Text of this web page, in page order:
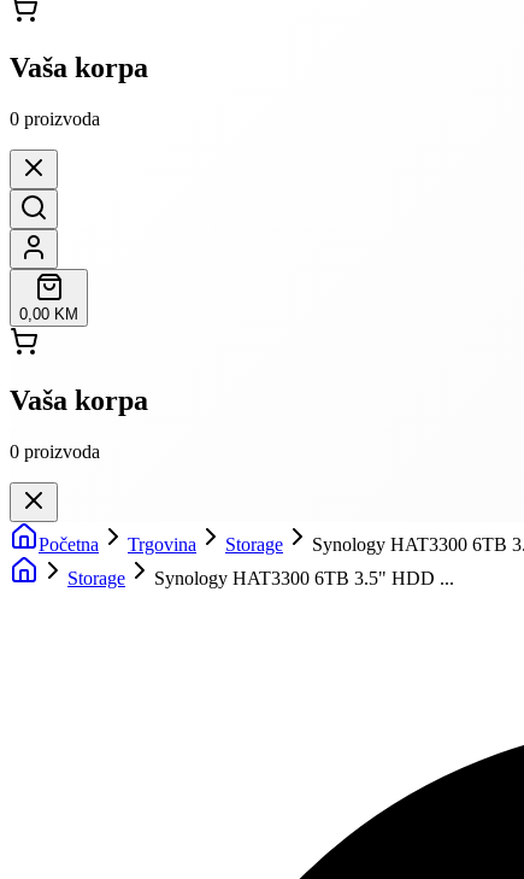
Vaša korpa
0 proizvoda
0,00 KM
Vaša korpa
0 proizvoda
Početna Trgovina Storage
Synology HAT3300 6TB
Storage
Synology HAT3300 6TB 3.5" HDD ...